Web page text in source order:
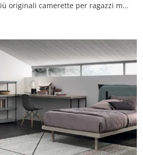
Le più originali camerette per ragazzi moderne ti attendono! Scopri il modello Composizione 02A di Tomasella.